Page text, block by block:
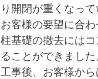
り開閉が重くなっ
お客様の要望に合
柱基礎の撤去には
ることができまし
工事後、お客様か